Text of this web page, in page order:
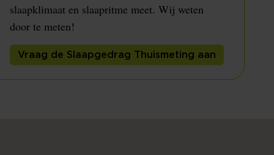
slaapklimaat en slaapritme meet. Wij weten
door te meten!
Vraag de Slaapgedrag Thuismeting aan